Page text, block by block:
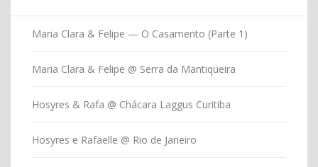
Maria Clara & Felipe — O Casamento (Parte 1)
Maria Clara & Felipe @ Serra da Mantiqueira
Hosyres & Rafa @ Chácara Laggus Curitiba
Hosyres e Rafaelle @ Rio de Janeiro